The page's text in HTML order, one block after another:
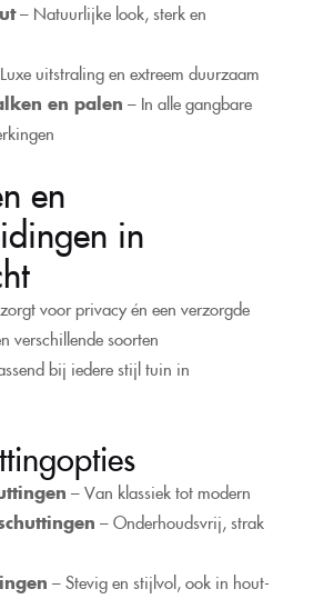
– Natuurlijke look, sterk en
uitstraling en extreem duurzaam
en palen – In alle gangbare
en
in
voor privacy én een verzorgde
verschillende soorten
bij iedere stijl tuin in
– Van klassiek tot modern
– Onderhoudsvrij, strak
– Stevig en stijlvol, ook in hout-